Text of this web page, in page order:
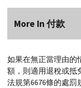
More In 付款
如果在無正當理由的
額，則適用退稅或抵
法規第6676條的處